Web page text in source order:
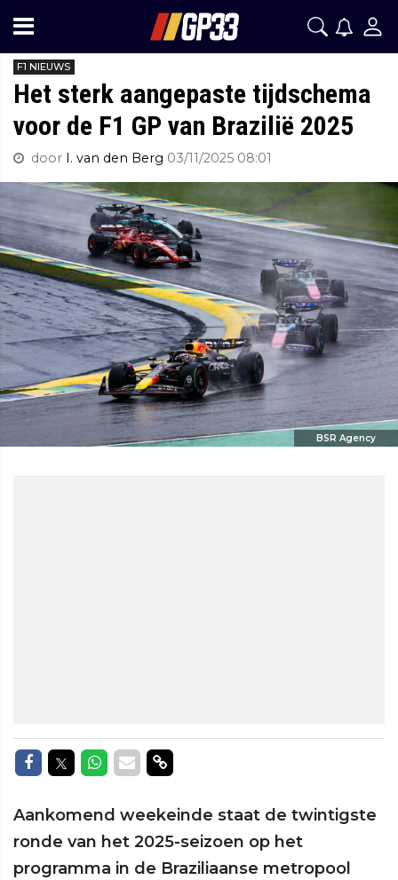
F1 NIEUWS
Het sterk aangepaste tijdschema
voor de F1 GP van Brazilië 2025
door I. van den Berg 03/11/2025 08:01
BSR Agency
Delen op Facebook
Delen op Twitter
Delen op Whatsapp
Delen via Mail
Delen via link
Aankomend weekeinde staat de twintigste
ronde van het 2025-seizoen op het
programma in de Braziliaanse metropool